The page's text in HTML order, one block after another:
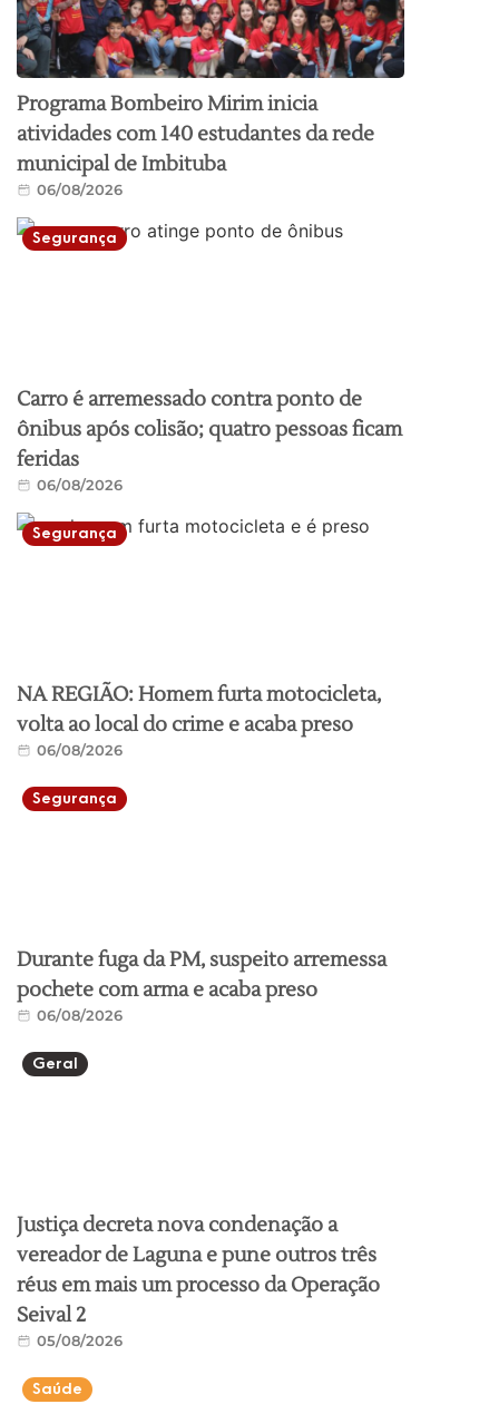
Programa Bombeiro Mirim inicia
atividades com 140 estudantes da rede
municipal de Imbituba
06/08/2026
Segurança
Carro é arremessado contra ponto de
ônibus após colisão; quatro pessoas ficam
feridas
06/08/2026
Segurança
NA REGIÃO: Homem furta motocicleta,
volta ao local do crime e acaba preso
06/08/2026
Segurança
Durante fuga da PM, suspeito arremessa
pochete com arma e acaba preso
06/08/2026
Geral
Justiça decreta nova condenação a
vereador de Laguna e pune outros três
réus em mais um processo da Operação
Seival 2
05/08/2026
Saúde